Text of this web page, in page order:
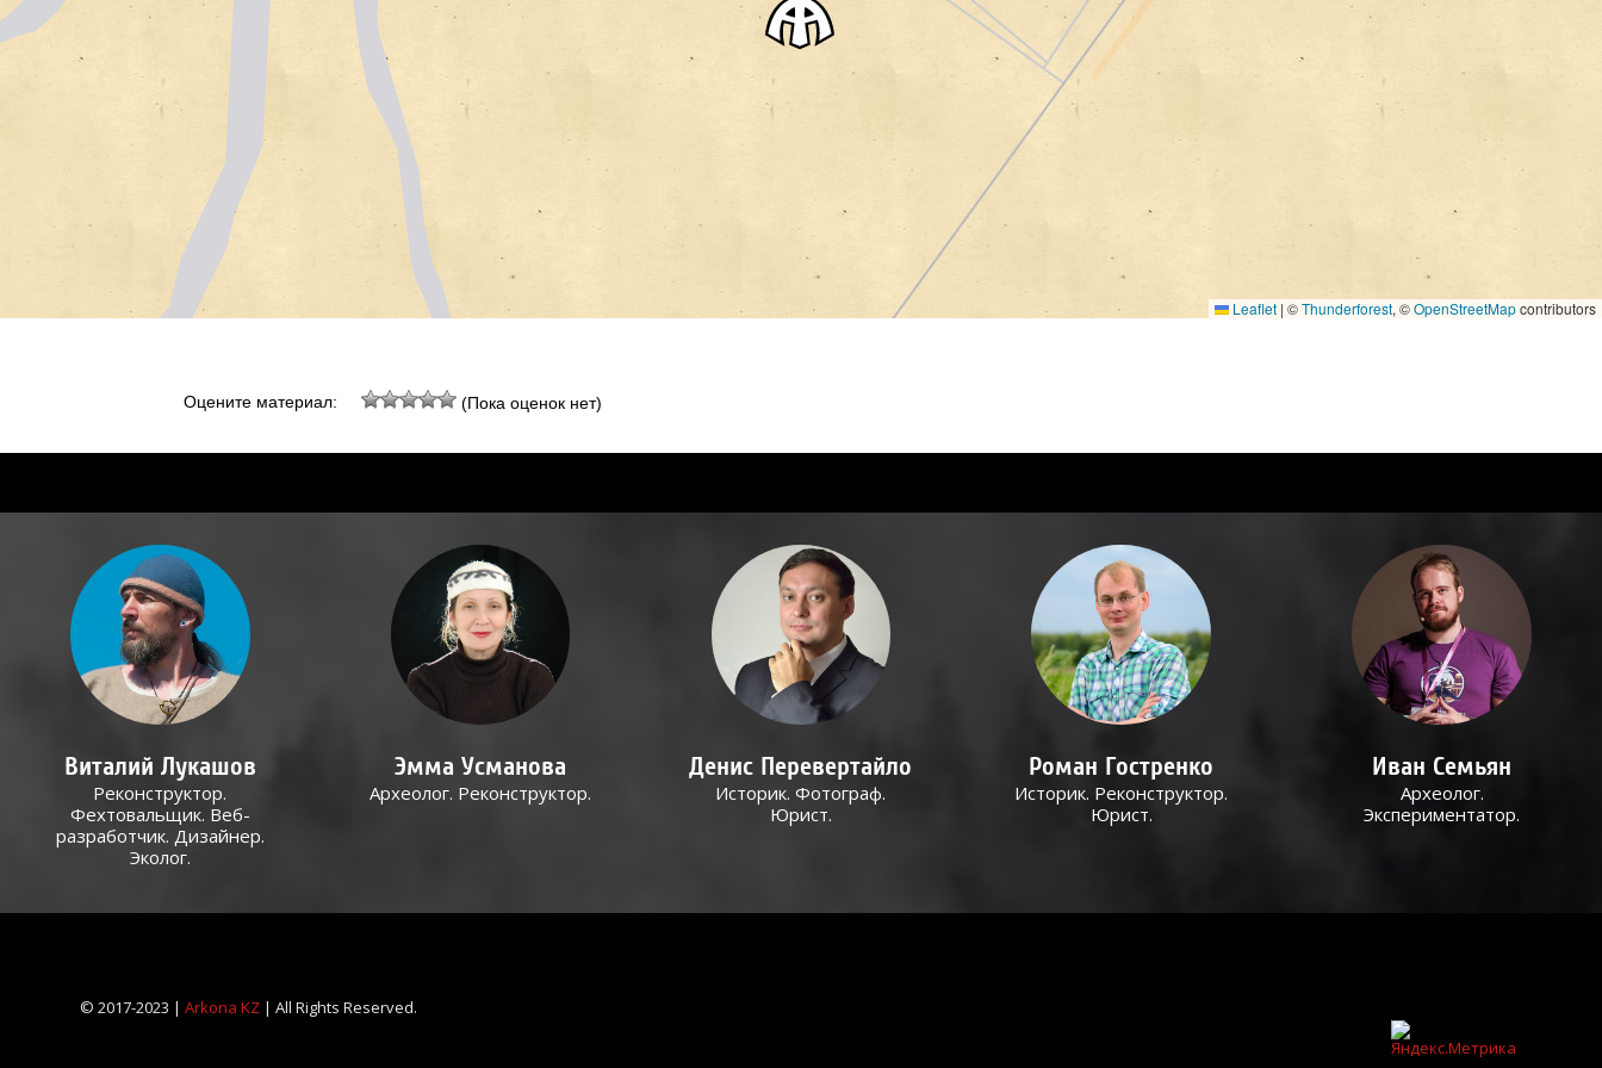
Leaflet | ©Thunderforest, ©OpenStreetMapcontributors
Оцените материал: (Пока оценок нет)
Виталий Лукашов
Реконструктор.
Фехтовальщик. Веб-
разработчик. Дизайнер.
Эколог.
Эмма Усманова
Археолог. Реконструктор.
Денис Перевертайло
Историк. Фотограф.
Юрист.
Роман Гостренко
Историк. Реконструктор.
Юрист.
Иван Семьян
Археолог.
Экспериментатор.
© 2017-2023 |Arkona KZ | All Rights Reserved.